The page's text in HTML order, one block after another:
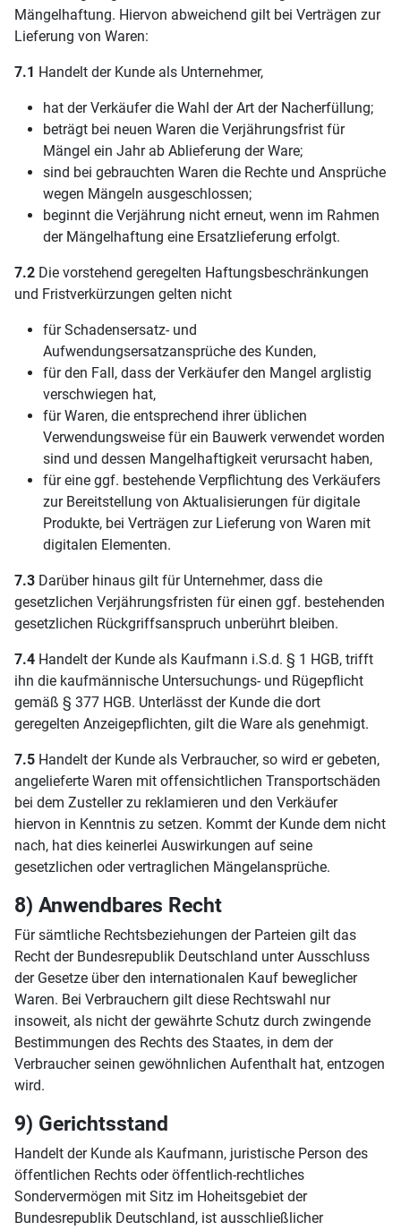
Mängelhaftung. Hiervon abweichend gilt bei Verträgen zur
Lieferung von Waren:
7.1 Handelt der Kunde als Unternehmer,
hat der Verkäufer die Wahl der Art der Nacherfüllung;
beträgt bei neuen Waren die Verjährungsfrist für
Mängel ein Jahr ab Ablieferung der Ware;
sind bei gebrauchten Waren die Rechte und Ansprüche
wegen Mängeln ausgeschlossen;
beginnt die Verjährung nicht erneut, wenn im Rahmen
der Mängelhaftung eine Ersatzlieferung erfolgt.
7.2 Die vorstehend geregelten Haftungsbeschränkungen
und Fristverkürzungen gelten nicht
für Schadensersatz- und
Aufwendungsersatzansprüche des Kunden,
für den Fall, dass der Verkäufer den Mangel arglistig
verschwiegen hat,
für Waren, die entsprechend ihrer üblichen
Verwendungsweise für ein Bauwerk verwendet worden
sind und dessen Mangelhaftigkeit verursacht haben,
für eine ggf. bestehende Verpflichtung des Verkäufers
zur Bereitstellung von Aktualisierungen für digitale
Produkte, bei Verträgen zur Lieferung von Waren mit
digitalen Elementen.
7.3 Darüber hinaus gilt für Unternehmer, dass die
gesetzlichen Verjährungsfristen für einen ggf. bestehenden
gesetzlichen Rückgriffsanspruch unberührt bleiben.
7.4 Handelt der Kunde als Kaufmann i.S.d. § 1 HGB, trifft
ihn die kaufmännische Untersuchungs- und Rügepflicht
gemäß § 377 HGB. Unterlässt der Kunde die dort
geregelten Anzeigepflichten, gilt die Ware als genehmigt.
7.5 Handelt der Kunde als Verbraucher, so wird er gebeten,
angelieferte Waren mit offensichtlichen Transportschäden
bei dem Zusteller zu reklamieren und den Verkäufer
hiervon in Kenntnis zu setzen. Kommt der Kunde dem nicht
nach, hat dies keinerlei Auswirkungen auf seine
gesetzlichen oder vertraglichen Mängelansprüche.
8) Anwendbares Recht
Für sämtliche Rechtsbeziehungen der Parteien gilt das
Recht der Bundesrepublik Deutschland unter Ausschluss
der Gesetze über den internationalen Kauf beweglicher
Waren. Bei Verbrauchern gilt diese Rechtswahl nur
insoweit, als nicht der gewährte Schutz durch zwingende
Bestimmungen des Rechts des Staates, in dem der
Verbraucher seinen gewöhnlichen Aufenthalt hat, entzogen
wird.
9) Gerichtsstand
Handelt der Kunde als Kaufmann, juristische Person des
öffentlichen Rechts oder öffentlich-rechtliches
Sondervermögen mit Sitz im Hoheitsgebiet der
Bundesrepublik Deutschland, ist ausschließlicher